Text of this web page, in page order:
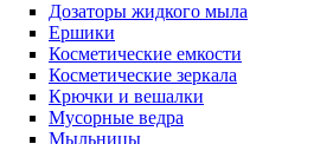
Дозаторы жидкого мыла
Ершики
Косметические емкости
Косметические зеркала
Крючки и вешалки
Мусорные ведра
Мыльницы